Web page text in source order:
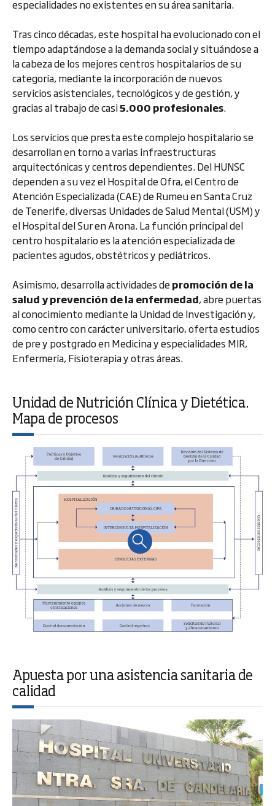
especialidades no existentes en su área sanitaria.
Tras cinco décadas, este hospital ha evolucionado con el
tiempo adaptándose a la demanda social y situándose a
la cabeza de los mejores centros hospitalarios de su
categoría, mediante la incorporación de nuevos
servicios asistenciales, tecnológicos y de gestión, y
gracias al trabajo de casi5.000 profesionales.
Los servicios que presta este complejo hospitalario se
desarrollan en torno a varias infraestructuras
arquitectónicas y centros dependientes. Del HUNSC
dependen a su vez el Hospital de Ofra, el Centro de
Atención Especializada (CAE) de Rumeu en Santa Cruz
de Tenerife, diversas Unidades de Salud Mental (USM) y
el Hospital del Sur en Arona. La función principal del
centro hospitalario es la atención especializada de
pacientes agudos, obstétricos y pediátricos.
Asimismo, desarrolla actividades depromoción de la
salud y prevención de la enfermedad, abre puertas
al conocimiento mediante la Unidad de Investigación y,
como centro con carácter universitario, oferta estudios
de pre y postgrado en Medicina y especialidades MIR,
Enfermería, Fisioterapia y otras áreas.
Unidad de Nutrición Clínica y Dietética.
Mapa de procesos
Apuesta por una asistencia sanitaria de
calidad